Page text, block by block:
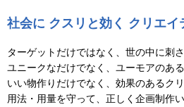
社会に クスリと効く クリエイ
ターゲットだけではなく、世の中に刺
ユニークなだけでなく、ユーモアのあ
いい物作りだけでなく、効果のあるク
用法・用量を守って、正しく企画制作い